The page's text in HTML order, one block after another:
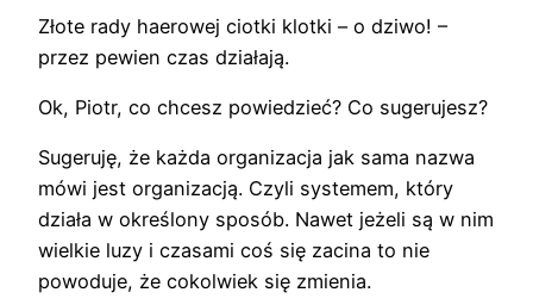
Złote rady haerowej ciotki klotki – o dziwo! –
przez pewien czas działają.
Ok, Piotr, co chcesz powiedzieć? Co sugerujesz?
Sugeruję, że każda organizacja jak sama nazwa
mówi jest organizacją. Czyli systemem, który
działa w określony sposób. Nawet jeżeli są w nim
wielkie luzy i czasami coś się zacina to nie
powoduje, że cokolwiek się zmienia.